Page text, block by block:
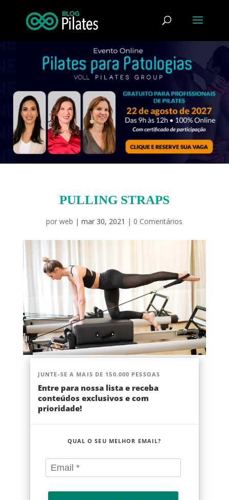
PULLING STRAPS
porweb |mar 30, 2021 | 0 Comentários
JUNTE-SE A MAIS DE 150.000 PESSOAS
Entre para nossa lista e receba
conteúdos exclusivos e com
prioridade!
QUAL O SEU MELHOR EMAIL?